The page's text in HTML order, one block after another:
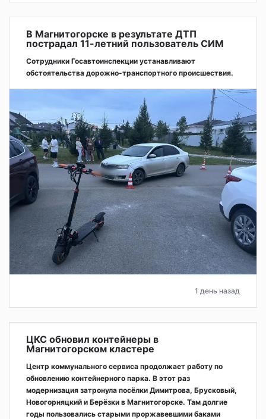
В Магнитогорске в результате ДТП
пострадал 11-летний пользователь СИМ
Сотрудники Госавтоинспекции устанавливают
обстоятельства дорожно-транспортного происшествия.
1 день назад
ЦКС обновил контейнеры в
Магнитогорском кластере
Центр коммунального сервиса продолжает работу по
обновлению контейнерного парка. В этот раз
модернизация затронула посёлки Димитрова, Брусковый,
Новогорняцкий и Берёзки в Магнитогорске. Там долгие
годы пользовались старыми проржавевшими баками